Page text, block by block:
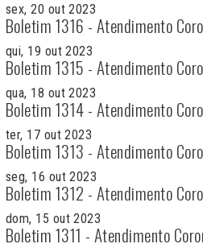
sex, 20 out 2023
Boletim 1316 - Atendimento
qui, 19 out 2023
Boletim 1315 - Atendimento
qua, 18 out 2023
Boletim 1314 - Atendimento
ter, 17 out 2023
Boletim 1313 - Atendimento
seg, 16 out 2023
Boletim 1312 - Atendimento
dom, 15 out 2023
Boletim 1311 - Atendimento